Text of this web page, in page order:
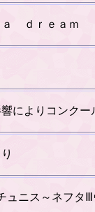
ｄｒｅａｍ
によりコンクー
ニス～ネフタⅢ